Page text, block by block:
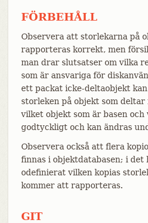
FÖRBEHÅLL
Observera att storlekarna på
rapporteras korrekt, men
man drar slutsatser om vilka
som är ansvariga för
ett packat icke-deltaobjekt
storleken på objekt som
vilket objekt som är basen
godtyckligt och kan ändras
Observera också att flera
finnas i objektdatabasen; i det
odefinierat vilken kopias
kommer att rapporteras.
GIT